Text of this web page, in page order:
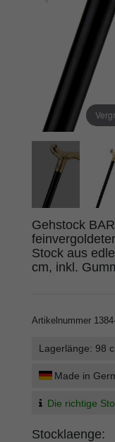
Gehstock
Stock aus
cm, inkl.
Artikelnummer
Lagerlänge: 98
Made in
Die richtige
Stocklaenge: